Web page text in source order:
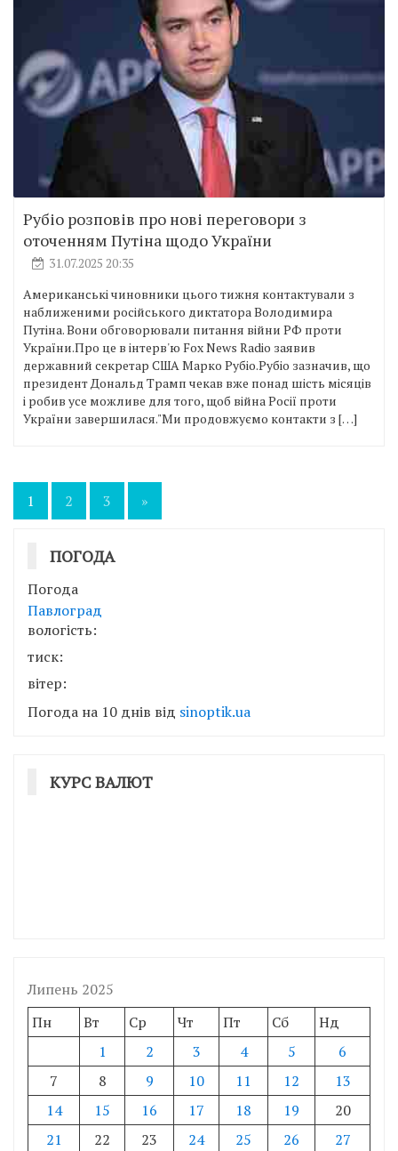
Рубіо розповів про нові переговори з
оточенням Путіна щодо України
31.07.2025 20:35
Американські чиновники цього тижня контактували з
наближеними російського диктатора Володимира
Путіна. Вони обговорювали питання війни РФ проти
України.Про це в інтерв'ю Fox News Radio заявив
державний секретар США Марко Рубіо.Рубіо зазначив, що
президент Дональд Трамп чекав вже понад шість місяців
і робив усе можливе для того, щоб війна Росії проти
України завершилася."Ми продовжуємо контакти з […]
Пагінація
1 2 3 »
ПОГОДА
Погода
Павлоград
вологість:
тиск:
вітер:
Погода на 10 днів від sinoptik.ua
КУРС ВАЛЮТ
Липень 2025
Пн
Вт Ср Чт Пт Сб
Нд
1
2 3 4 5
6
7
8 9 10 11 12
13
14
15 16 17 18 19
20
21
22 23 24 25 26
27